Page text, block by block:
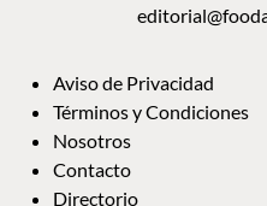
Aviso de Privacidad
Términos y Condiciones
Nosotros
Contacto
Directorio